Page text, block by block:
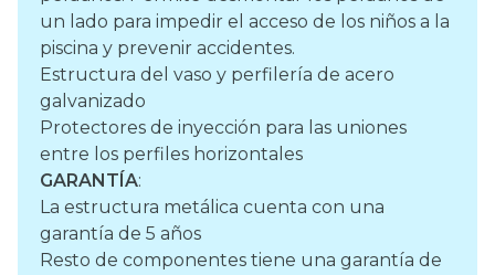
un lado para impedir el acceso de los niños a la
piscina y prevenir accidentes.
Estructura del vaso y perfilería de acero
galvanizado
Protectores de inyección para las uniones
entre los perfiles horizontales
GARANTÍA:
La estructura metálica cuenta con una
garantía de 5 años
Resto de componentes tiene una garantía de